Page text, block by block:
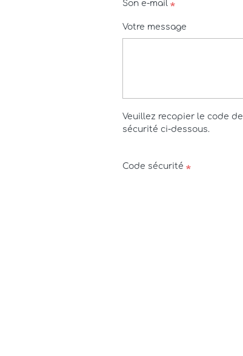
Son e-mail
Votre message
Veuillez recopier le code de
sécurité ci-dessous.
Code sécurité